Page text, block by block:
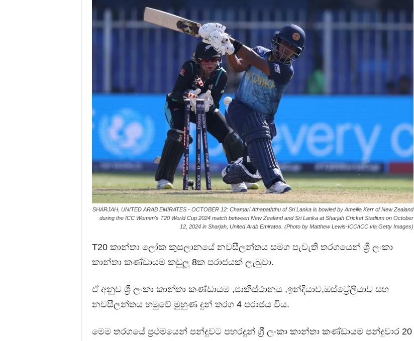
SHARJAH, UNITED ARAB EMIRATES - OCTOBER 12: Chamari Athapaththu of Sri Lanka is bowled by Ameilia Kerr of New Zealand
during the ICC Women's T20 World Cup 2024 match between New Zealand and Sri Lanka at Sharjah Cricket Stadium on October
12, 2024 in Sharjah, United Arab Emirates. (Photo by Matthew Lewis-ICC/ICC via Getty Images)
T20 කාන්තා ලෝක කුසලානයේ නවසීලන්තය සමග පැවැති තරගයෙන් ශ්‍රී ලංකා
කාන්තා කණ්ඩායම කඩුලු 8ක පරාජයක් ලැබුවා.
ඒ අනුව ශ්‍රී ලංකා කාන්තා කණ්ඩායම ,පාකිස්ථානය ,ඉන්දියාව,ඔස්ට්‍රේලියාව සහ
නවසීලන්තය හමුවේ මුහුණ දුන් තරග 4 පරාජය විය.
මෙම තරගයේ ප්‍රථමයෙන් පන්දුවට පහරදුන් ශ්‍රී ලංකා කාන්තා කණ්ඩායම පන්දුවාර 20